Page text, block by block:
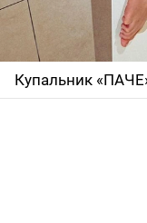
Купальник